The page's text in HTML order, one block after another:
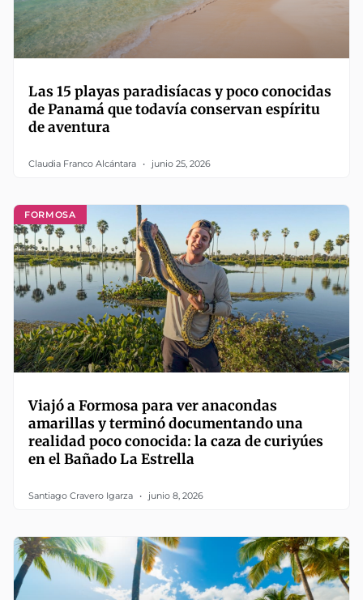
Las 15 playas paradisíacas y poco conocidas
de Panamá que todavía conservan espíritu
de aventura
Claudia Franco Alcántara junio 25, 2026
FORMOSA
Viajó a Formosa para ver anacondas
amarillas y terminó documentando una
realidad poco conocida: la caza de curiyúes
en el Bañado La Estrella
Santiago Cravero Igarza junio 8, 2026